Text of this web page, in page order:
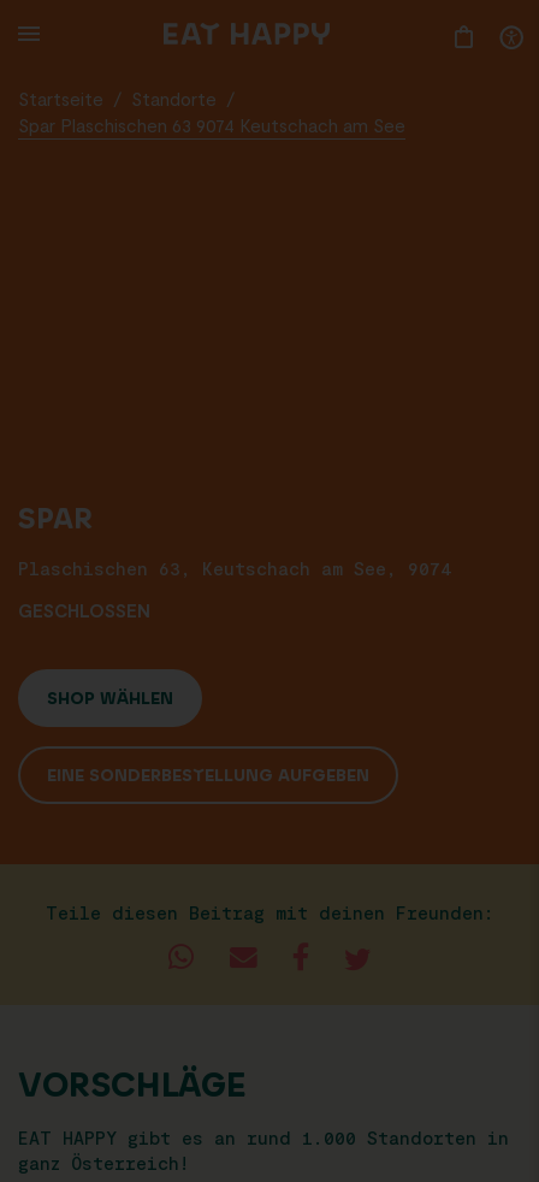
TO
Startseite / Standorte
/
Spar Plaschischen 63 9074 Keutschach am See
SPAR
Plaschischen 63, Keutschach am See, 9074
GESCHLOSSEN
SHOP WÄHLEN
EINE SONDERBESTELLUNG AUFGEBEN
Teile diesen Beitrag mit deinen Freunden:
VORSCHLÄGE
EAT HAPPY gibt es an rund 1.000 Standorten in
ganz Österreich!